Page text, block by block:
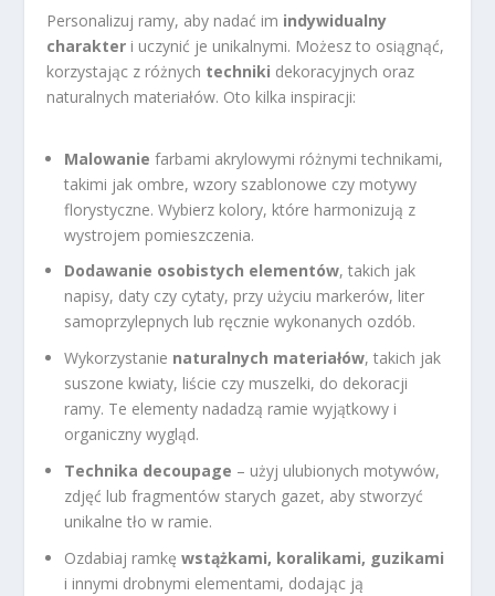
Personalizuj ramy, aby nadać im indywidualny
charakter i uczynić je unikalnymi. Możesz to osiągnąć,
korzystając z różnych techniki dekoracyjnych oraz
naturalnych materiałów. Oto kilka inspiracji:
Malowanie farbami akrylowymi różnymi technikami,
takimi jak ombre, wzory szablonowe czy motywy
florystyczne. Wybierz kolory, które harmonizują z
wystrojem pomieszczenia.
Dodawanie osobistych elementów, takich jak
napisy, daty czy cytaty, przy użyciu markerów, liter
samoprzylepnych lub ręcznie wykonanych ozdób.
Wykorzystanie naturalnych materiałów, takich jak
suszone kwiaty, liście czy muszelki, do dekoracji
ramy. Te elementy nadadzą ramie wyjątkowy i
organiczny wygląd.
Technika decoupage – użyj ulubionych motywów,
zdjęć lub fragmentów starych gazet, aby stworzyć
unikalne tło w ramie.
Ozdabiaj ramkęwstążkami, koralikami, guzikami
i innymi drobnymi elementami, dodając ją